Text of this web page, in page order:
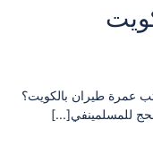
عمرة طيران بالكويت؟
للمسلمينفي[...]